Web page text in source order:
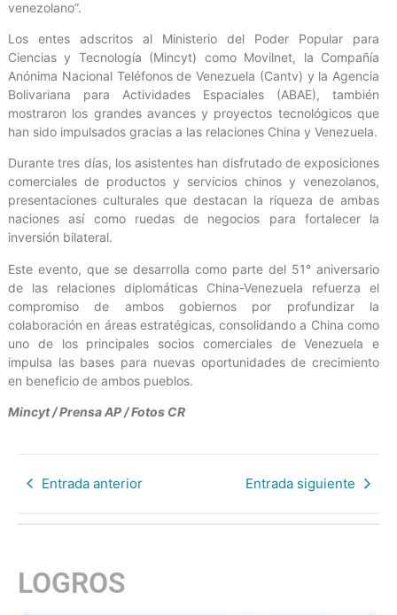
venezolano”.
Los entes adscritos al Ministerio del Poder Popular para
Ciencias y Tecnología (Mincyt) como Movilnet, la Compañía
Anónima Nacional Teléfonos de Venezuela (Cantv) y la Agencia
Bolivariana para Actividades Espaciales (ABAE), también
mostraron los grandes avances y proyectos tecnológicos que
han sido impulsados gracias a las relaciones China y Venezuela.
Durante tres días, los asistentes han disfrutado de exposiciones
comerciales de productos y servicios chinos y venezolanos,
presentaciones culturales que destacan la riqueza de ambas
naciones así como ruedas de negocios para fortalecer la
inversión bilateral.
Este evento, que se desarrolla como parte del 51° aniversario
de las relaciones diplomáticas China-Venezuela refuerza el
compromiso de ambos gobiernos por profundizar la
colaboración en áreas estratégicas, consolidando a China como
uno de los principales socios comerciales de Venezuela e
impulsa las bases para nuevas oportunidades de crecimiento
en beneficio de ambos pueblos.
Mincyt / Prensa AP / Fotos CR
Entrada anterior Entrada siguiente
LOGROS